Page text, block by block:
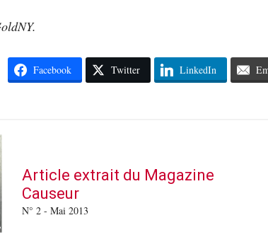
Facebook Twitter LinkedIn
Article extrait du Magazine
Causeur
N° 2 - Mai 2013